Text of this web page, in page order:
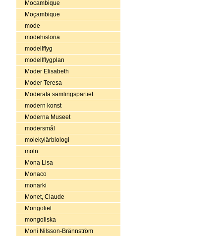
Mocambique
Moçambique
mode
modehistoria
modellflyg
modellflygplan
Moder Elisabeth
Moder Teresa
Moderata samlingspartiet
modern konst
Moderna Museet
modersmål
molekylärbiologi
moln
Mona Lisa
Monaco
monarki
Monet, Claude
Mongoliet
mongoliska
Moni Nilsson-Brännström